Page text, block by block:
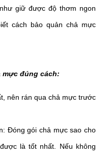
giữ được độ thơm ngon
cách bảo quản chả mực
mực đúng cách:
nên rán qua chả mực trước
Đóng gói chả mực sao cho
là tốt nhất. Nếu không